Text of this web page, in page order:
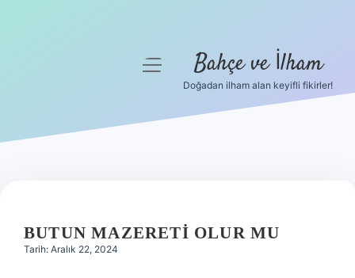
Hakkımızda
menüyü
Bahçe ve İlham
Doğadan ilham alan keyifli fikirler!
BUTUN MAZERETI OLUR MU
Tarih: Aralık 22, 2024